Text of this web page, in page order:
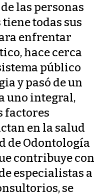
las personas
tiene todas sus
enfrentar
hace cerca
público
y pasó de un
uno integral,
factores
en la salud
de Odontología
contribuye con
especialistas a
se